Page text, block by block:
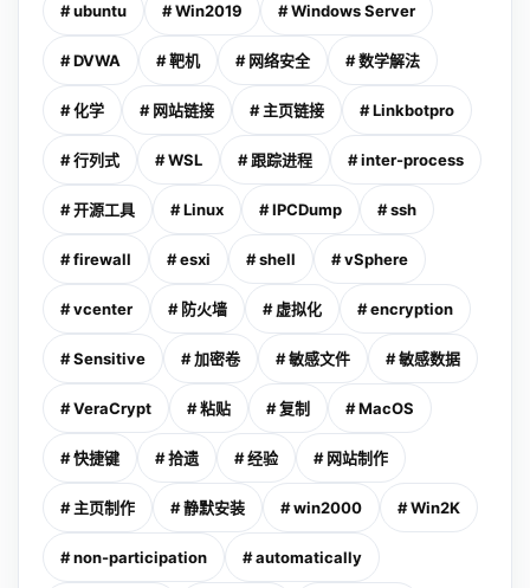
# ubuntu # Win2019 # Windows Server
# DVWA # 靶机 # 网络安全 # 数学解法
# 化学 # 网站链接 # 主页链接 # Linkbotpro
# 行列式 # WSL # 跟踪进程 # inter-process
# 开源工具 # Linux # IPCDump # ssh
# firewall # esxi # shell # vSphere
# vcenter # 防火墙 # 虚拟化 # encryption
# Sensitive # 加密卷 # 敏感文件 # 敏感数据
# VeraCrypt # 粘贴 # 复制 # MacOS
# 快捷键 # 拾遗 # 经验 # 网站制作
# 主页制作 # 静默安装 # win2000 # Win2K
# non-participation # automatically